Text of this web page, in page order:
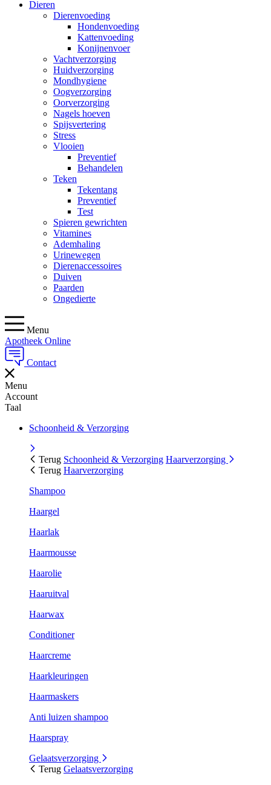
Dieren
Dierenvoeding
Hondenvoeding
Kattenvoeding
Konijnenvoer
Vachtverzorging
Huidverzorging
Mondhygiene
Oogverzorging
Oorverzorging
Nagels hoeven
Spijsvertering
Stress
Vlooien
Preventief
Behandelen
Teken
Tekentang
Preventief
Test
Spieren gewrichten
Vitamines
Ademhaling
Urinewegen
Dierenaccessoires
Duiven
Paarden
Ongedierte
Menu
Apotheek Online
Contact
Menu
Account
Taal
Schoonheid & Verzorging
Terug Schoonheid & Verzorging Haarverzorging
Terug Haarverzorging
Shampoo
Haargel
Haarlak
Haarmousse
Haarolie
Haaruitval
Haarwax
Conditioner
Haarcreme
Haarkleuringen
Haarmaskers
Anti luizen shampoo
Haarspray
Gelaatsverzorging
Terug Gelaatsverzorging